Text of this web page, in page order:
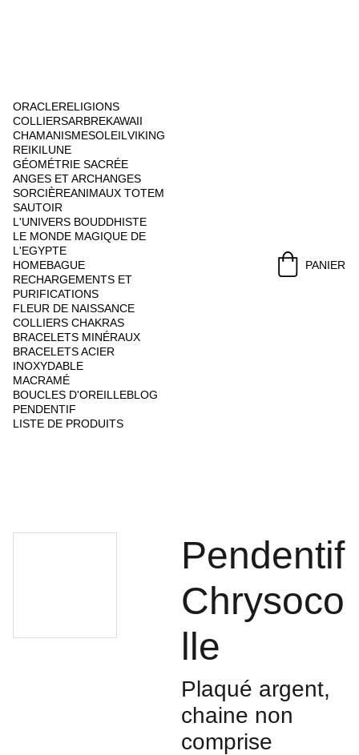
ORACLERELIGIONS
COLLIERSARBREKAWAII
CHAMANISMESOLEIL VIKING
REIKILUNE
GÉOMÉTRIE SACRÉE
ANGES ET ARCHANGES
SORCIÈREANIMAUX TOTEM
SAUTOIR
L'UNIVERS BOUDDHISTE
LE MONDE MAGIQUE DE
L'EGYPTE
HOMEBAGUE
RECHARGEMENTS ET
PURIFICATIONS
FLEUR DE NAISSANCE
COLLIERS CHAKRAS
BRACELETS MINÉRAUX
BRACELETS ACIER
INOXYDABLE
MACRAMÉ
BOUCLES D'OREILLEBLOG
PENDENTIF
LISTE DE PRODUITS
PANIER
Pendentif
Chrysoco
lle
Plaqué argent,
chaine non
comprise